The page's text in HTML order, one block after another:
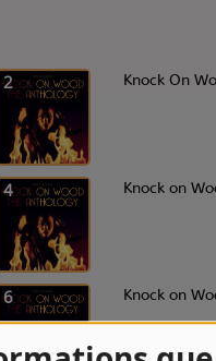
2 Knock On
4 Knock on
6 Knock on